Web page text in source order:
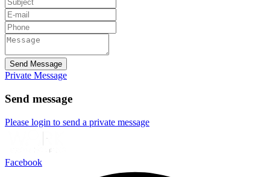
Send Message
Private Message
Send message
Please login to send a private message
Facebook